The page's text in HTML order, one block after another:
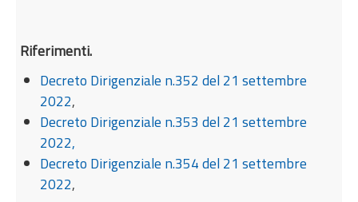
Riferimenti.
Decreto Dirigenziale n.352 del 21 settembre
2022,
Decreto Dirigenziale n.353 del 21 settembre
2022,
Decreto Dirigenziale n.354 del 21 settembre
2022,